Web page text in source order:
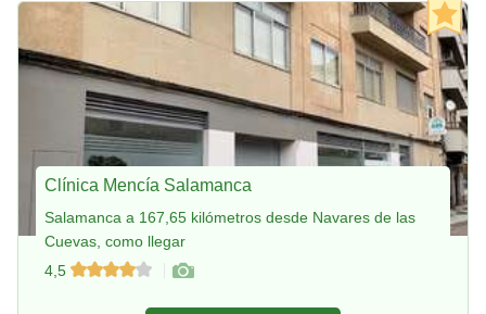
Clínica Mencía Salamanca
Salamanca a 167,65 kilómetros desde Navares de las
Cuevas, como llegar
4,5